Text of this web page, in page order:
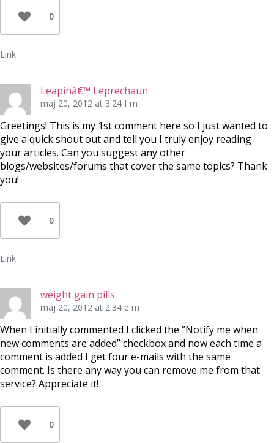
0
Link
Leapinâ€™ Leprechaun
maj 20, 2012 at 3:24 f m
Greetings! This is my 1st comment here so I just wanted to
give a quick shout out and tell you I truly enjoy reading
your articles. Can you suggest any other
blogs/websites/forums that cover the same topics? Thank
you!
0
Link
weight gain pills
maj 20, 2012 at 2:34 e m
When I initially commented I clicked the ”Notify me when
new comments are added” checkbox and now each time a
comment is added I get four e-mails with the same
comment. Is there any way you can remove me from that
service? Appreciate it!
0